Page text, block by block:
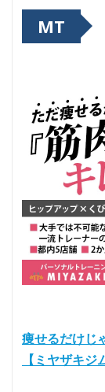
MT
痩せるだけじ
【ミヤザキジ